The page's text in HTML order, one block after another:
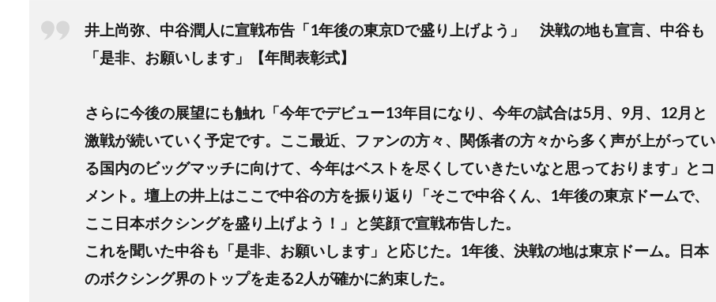
井上尚弥、中谷潤人に宣戦布告「1年後の東京Dで盛り上げよう」 決戦の地も宣言、中谷も
「是非、お願いします」【年間表彰式】
さらに今後の展望にも触れ「今年でデビュー13年目になり、今年の試合は5月、9月、12月と
激戦が続いていく予定です。ここ最近、ファンの方々、関係者の方々から多く声が上がってい
る国内のビッグマッチに向けて、今年はベストを尽くしていきたいなと思っております」とコ
メント。壇上の井上はここで中谷の方を振り返り「そこで中谷くん、1年後の東京ドームで、
ここ日本ボクシングを盛り上げよう！」と笑顔で宣戦布告した。
これを聞いた中谷も「是非、お願いします」と応じた。1年後、決戦の地は東京ドーム。日本
のボクシング界のトップを走る2人が確かに約束した。